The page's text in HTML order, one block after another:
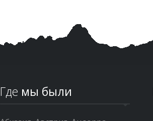
Где мы были